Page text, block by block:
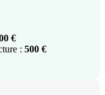
€
: 500 €